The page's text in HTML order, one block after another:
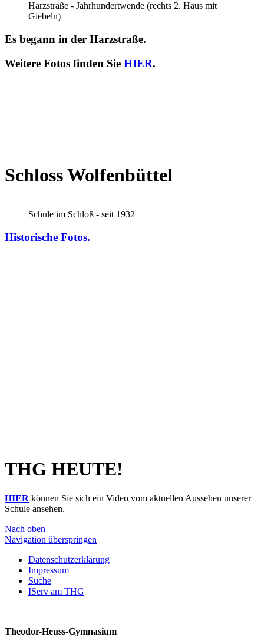
Harzstraße - Jahrhundertwende (rechts 2. Haus mit
Giebeln)
Es begann in der Harzstraße.
Weitere Fotos finden Sie HIER.
Schloss Wolfenbüttel
Schule im Schloß - seit 1932
Historische Fotos.
THG HEUTE!
HIER können Sie sich ein Video vom aktuellen Aussehen unserer
Schule ansehen.
Nach oben
Navigation überspringen
Datenschutzerklärung
Impressum
Suche
IServ am THG
Theodor-Heuss-Gymnasium